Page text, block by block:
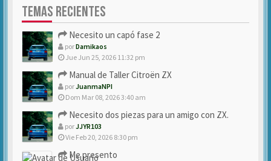
TEMAS RECIENTES
Necesito un capó fase 2
porDamikaos
Jue Jun 25, 2026 11:32 pm
Manual de Taller Citroën ZX
porJuanmaNPI
Dom Mar 08, 2026 3:40 am
Necesito dos piezas para un amigo con ZX.
porJJYR103
Vie Feb 20, 2026 8:30 pm
Me presento